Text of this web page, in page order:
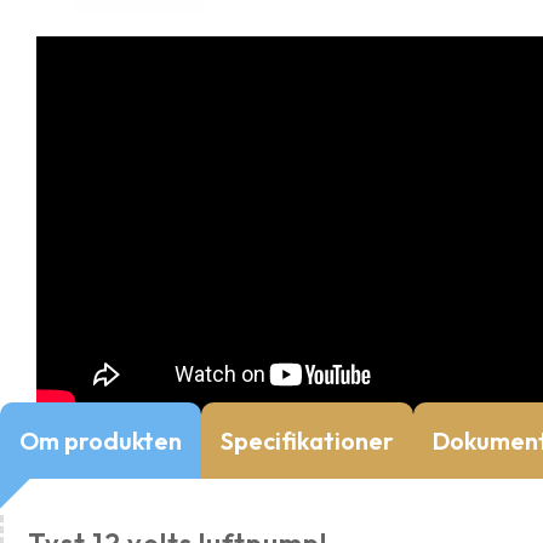
Om produkten Specifikationer